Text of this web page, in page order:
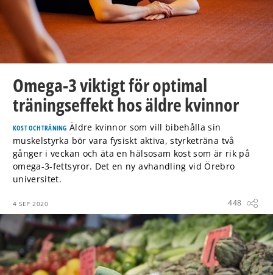
Omega-3 viktigt för optimal
träningseffekt hos äldre kvinnor
KOST OCH TRÄNING Äldre kvinnor som vill bibehålla sin
muskelstyrka bör vara fysiskt aktiva, styrketräna två
gånger i veckan och äta en hälsosam kost som är rik på
omega-3-fettsyror. Det en ny avhandling vid Örebro
universitet.
4 SEP 2020 448